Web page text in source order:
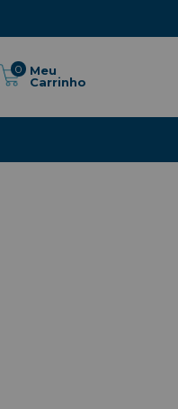
0
Meu
Carrinho